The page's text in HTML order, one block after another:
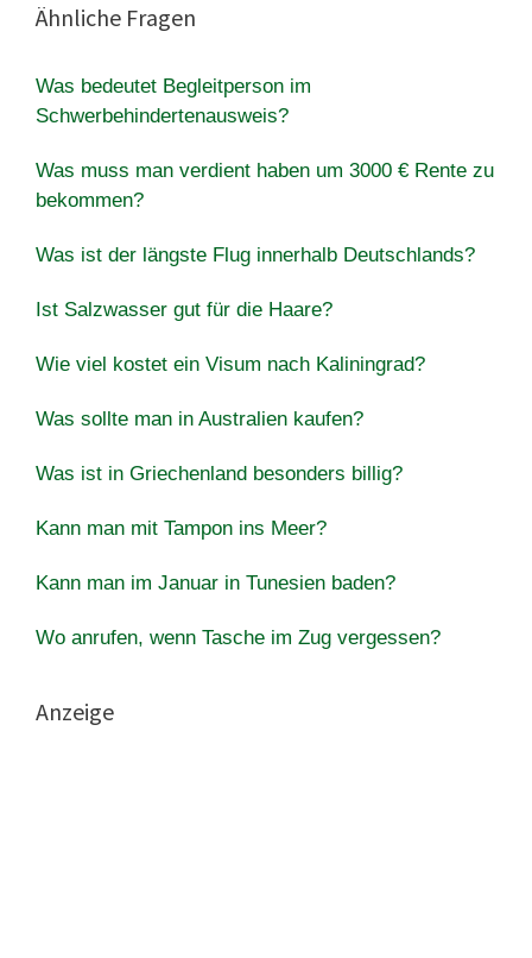
Ähnliche Fragen
Was bedeutet Begleitperson im
Schwerbehindertenausweis?
Was muss man verdient haben um 3000 € Rente zu
bekommen?
Was ist der längste Flug innerhalb Deutschlands?
Ist Salzwasser gut für die Haare?
Wie viel kostet ein Visum nach Kaliningrad?
Was sollte man in Australien kaufen?
Was ist in Griechenland besonders billig?
Kann man mit Tampon ins Meer?
Kann man im Januar in Tunesien baden?
Wo anrufen, wenn Tasche im Zug vergessen?
Anzeige